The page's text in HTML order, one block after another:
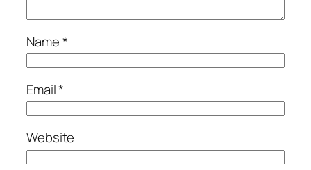
Name*
Email*
Website